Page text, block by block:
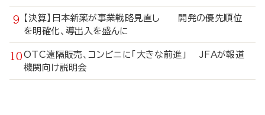
【決算】日本新薬が事業戦略見直し 開発の優先順位
を明確化、導出入を盛んに
OTC遠隔販売、コンビニに「大きな前進」 JFAが報道
機関向け説明会